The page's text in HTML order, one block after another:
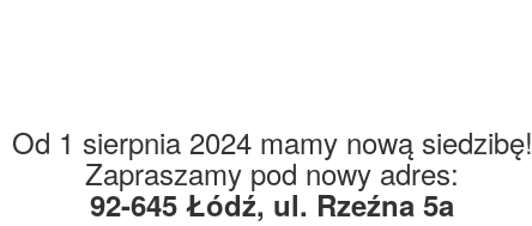
Od 1 sierpnia 2024 mamy nową siedzibę!
Zapraszamy pod nowy adres:
92-645 Łódź, ul. Rzeźna 5a